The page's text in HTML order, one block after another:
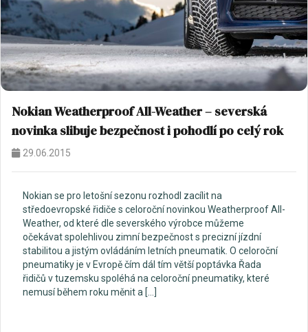
Nokian Weatherproof All-Weather – severská
novinka slibuje bezpečnost i pohodlí po celý rok
29.06.2015
Nokian se pro letošní sezonu rozhodl zacílit na
středoevropské řidiče s celoroční novinkou Weatherproof All-
Weather, od které dle severského výrobce můžeme
očekávat spolehlivou zimní bezpečnost s precizní jízdní
stabilitou a jistým ovládáním letních pneumatik. O celoroční
pneumatiky je v Evropě čím dál tím větší poptávka Řada
řidičů v tuzemsku spoléhá na celoroční pneumatiky, které
nemusí během roku měnit a […]